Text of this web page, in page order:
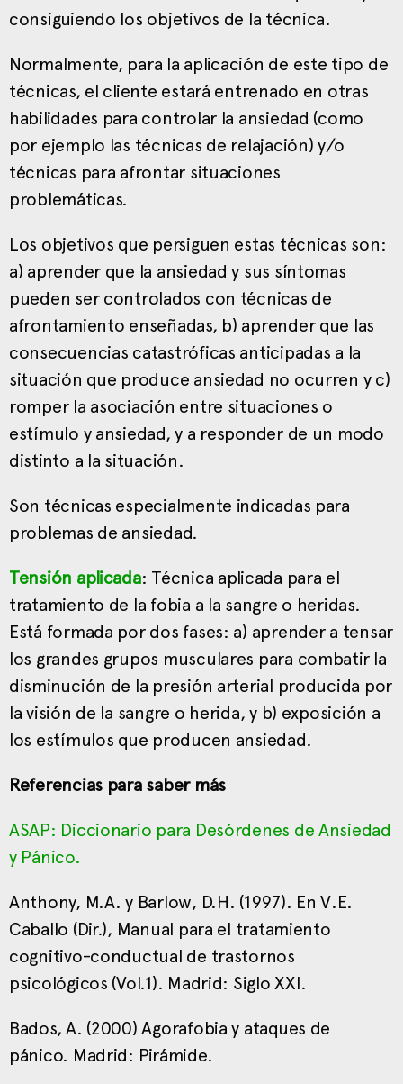
consiguiendo los objetivos de la técnica.
Normalmente, para la aplicación de este tipo de
técnicas, el cliente estará entrenado en otras
habilidades para controlar la ansiedad (como
por ejemplo las técnicas de relajación) y/o
técnicas para afrontar situaciones
problemáticas.
Los objetivos que persiguen estas técnicas son:
a) aprender que la ansiedad y sus síntomas
pueden ser controlados con técnicas de
afrontamiento enseñadas, b) aprender que las
consecuencias catastróficas anticipadas a la
situación que produce ansiedad no ocurren y c)
romper la asociación entre situaciones o
estímulo y ansiedad, y a responder de un modo
distinto a la situación.
Son técnicas especialmente indicadas para
problemas de ansiedad.
Tensión aplicada: Técnica aplicada para el
tratamiento de la fobia a la sangre o heridas.
Está formada por dos fases: a) aprender a tensar
los grandes grupos musculares para combatir la
disminución de la presión arterial producida por
la visión de la sangre o herida, y b) exposición a
los estímulos que producen ansiedad.
Referencias para saber más
ASAP: Diccionario para Desórdenes de Ansiedad
y Pánico.
Anthony, M.A. y Barlow, D.H. (1997). En V.E.
Caballo (Dir.), Manual para el tratamiento
cognitivo-conductual de trastornos
psicológicos (Vol.1). Madrid: Siglo XXI.
Bados, A. (2000) Agorafobia y ataques de
pánico. Madrid: Pirámide.